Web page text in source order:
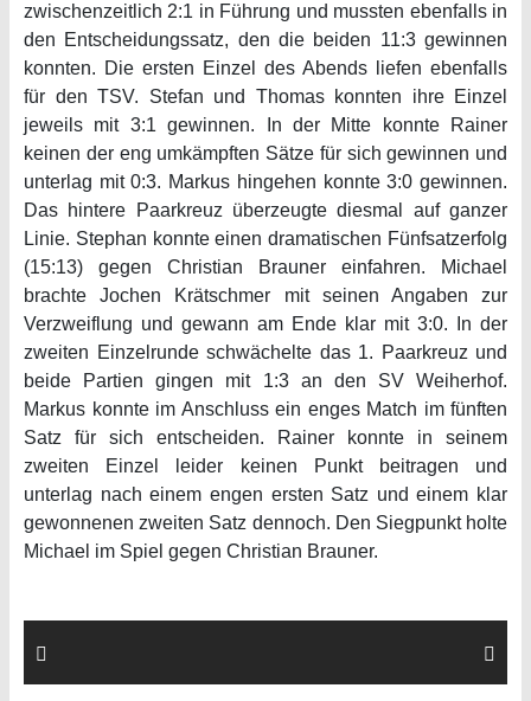
zwischenzeitlich 2:1 in Führung und mussten ebenfalls in
den Entscheidungssatz, den die beiden 11:3 gewinnen
konnten. Die ersten Einzel des Abends liefen ebenfalls
für den TSV. Stefan und Thomas konnten ihre Einzel
jeweils mit 3:1 gewinnen. In der Mitte konnte Rainer
keinen der eng umkämpften Sätze für sich gewinnen und
unterlag mit 0:3. Markus hingehen konnte 3:0 gewinnen.
Das hintere Paarkreuz überzeugte diesmal auf ganzer
Linie. Stephan konnte einen dramatischen Fünfsatzerfolg
(15:13) gegen Christian Brauner einfahren. Michael
brachte Jochen Krätschmer mit seinen Angaben zur
Verzweiflung und gewann am Ende klar mit 3:0. In der
zweiten Einzelrunde schwächelte das 1. Paarkreuz und
beide Partien gingen mit 1:3 an den SV Weiherhof.
Markus konnte im Anschluss ein enges Match im fünften
Satz für sich entscheiden. Rainer konnte in seinem
zweiten Einzel leider keinen Punkt beitragen und
unterlag nach einem engen ersten Satz und einem klar
gewonnenen zweiten Satz dennoch. Den Siegpunkt holte
Michael im Spiel gegen Christian Brauner.